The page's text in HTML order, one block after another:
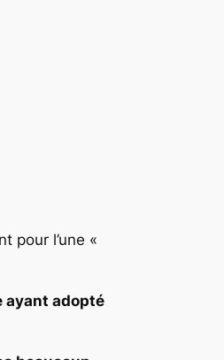
pour l’une «
ayant adopté